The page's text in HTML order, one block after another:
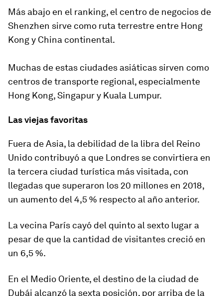
Más abajo en el ranking, el centro de negocios de
Shenzhen sirve como ruta terrestre entre Hong
Kong y China continental.
Muchas de estas ciudades asiáticas sirven como
centros de transporte regional, especialmente
Hong Kong, Singapur y Kuala Lumpur.
Las viejas favoritas
Fuera de Asia, la debilidad de la libra del Reino
Unido contribuyó a que Londres se convirtiera en
la tercera ciudad turística más visitada, con
llegadas que superaron los 20 millones en 2018,
un aumento del 4,5 % respecto al año anterior.
La vecina París cayó del quinto al sexto lugar a
pesar de que la cantidad de visitantes creció en
un 6,5 %.
En el Medio Oriente, el destino de la ciudad de
Dubái alcanzó la sexta posición, por arriba de la